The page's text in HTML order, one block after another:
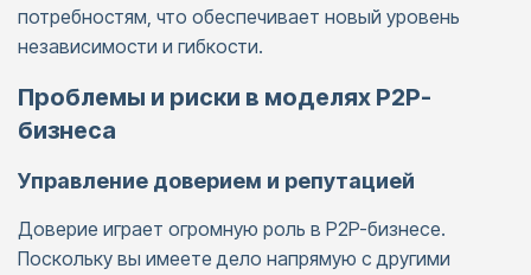
потребностям, что обеспечивает новый уровень
независимости и гибкости.
Проблемы и риски в моделях P2P-
бизнеса
Управление доверием и репутацией
Доверие играет огромную роль в P2P-бизнесе.
Поскольку вы имеете дело напрямую с другими